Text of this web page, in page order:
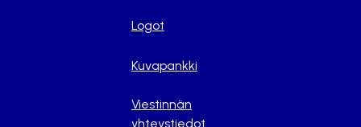
Logot
Kuvapankki
Viestinnän
yhteystiedot